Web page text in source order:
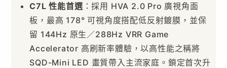
C7L性能首選 ：採用 HVA 2.0 Pro 廣視角面
板，最高 178° 可視角度搭配低反射鍍膜，並保
留 144Hz 原生／288Hz VRR Game
Accelerator 高刷新率體驗，以高性能之稱將
SQD-Mini LED 畫質帶入主流家庭。鎖定首次升